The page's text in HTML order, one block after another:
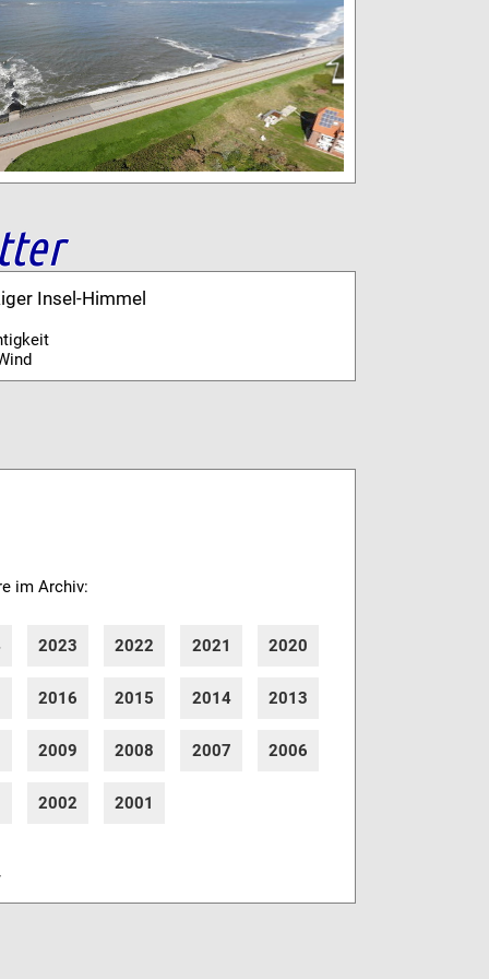
Insel-Himmel
im Archiv:
2023 2022 2021 2020
2016 2015 2014 2013
2009 2008 2007 2006
2002 2001